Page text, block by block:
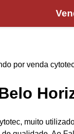
por venda
muito